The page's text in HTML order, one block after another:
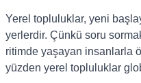
Yerel topluluklar, yeni
yerlerdir. Çünkü soru
ritimde yaşayan insanlarla
yüzden yerel topluluklar